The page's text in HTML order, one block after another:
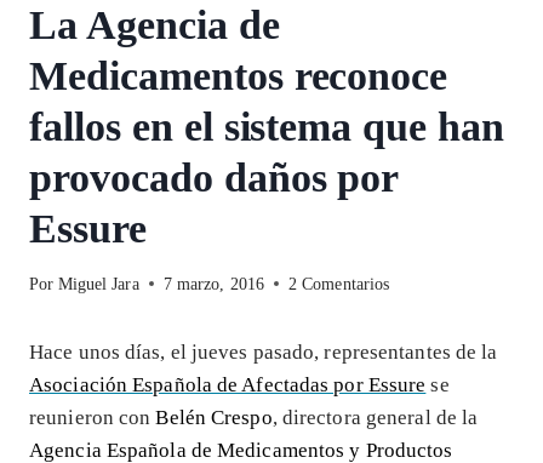
La Agencia de
Medicamentos reconoce
fallos en el sistema que han
provocado daños por
Essure
Por Miguel Jara 7 marzo, 2016 2 Comentarios
Hace unos días, el jueves pasado, representantes de la
Asociación Española de Afectadas por Essure se
reunieron conBelén Crespo, directora general de la
Agencia Española de Medicamentos y Productos